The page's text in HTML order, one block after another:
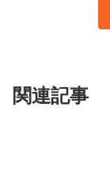
関連記事